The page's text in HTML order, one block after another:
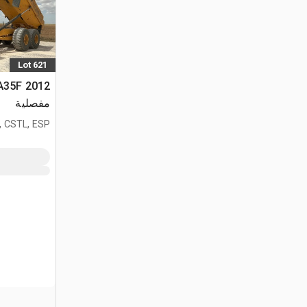
Lot 621
مفصلية
CSTL, ESP